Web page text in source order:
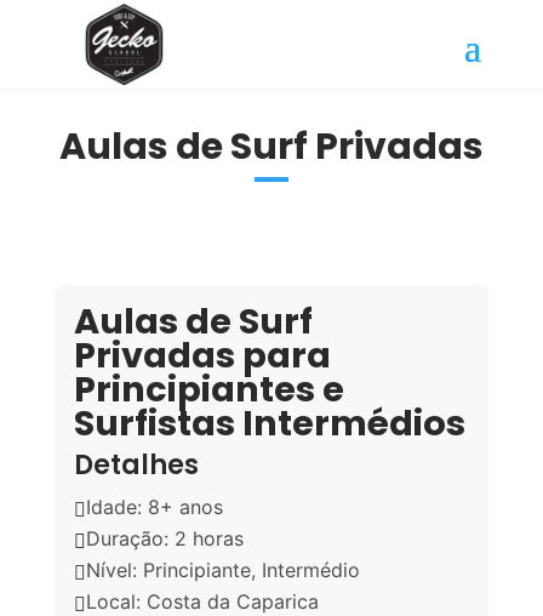
Aulas de Surf Privadas
Aulas de Surf
Privadas para
Principiantes e
Surfistas Intermédios
Detalhes
Idade: 8+ anos
Duração: 2 horas
Nível: Principiante, Intermédio
Local: Costa da Caparica